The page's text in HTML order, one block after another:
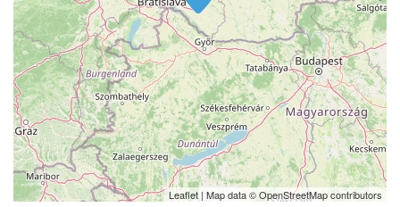
Leaflet | Map data ©OpenStreetMapcontributors